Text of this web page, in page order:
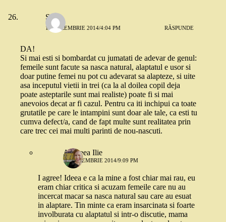
Stefi
15 DECEMBRIE 2014/4:04 PM RĂSPUNDE
DA!
Si mai esti si bombardat cu jumatati de adevar de genul:
femeile sunt facute sa nasca natural, alaptatul e usor si
doar putine femei nu pot cu adevarat sa alapteze, si uite
asa inceputul vietii in trei (ca la al doilea copil deja
poate asteptarile sunt mai realiste) poate fi si mai
anevoios decat ar fi cazul. Pentru ca iti inchipui ca toate
grutatile pe care le intampini sunt doar ale tale, ca esti tu
cumva defect/a, cand de fapt multe sunt realitatea prin
care trec cei mai multi parinti de nou-nascuti.
Andreea Ilie
15 DECEMBRIE 2014/9:09 PM
I agree! Ideea e ca la mine a fost chiar mai rau, eu
eram chiar critica si acuzam femeile care nu au
incercat macar sa nasca natural sau care au esuat
in alaptare. Tin minte ca eram insarcinata si foarte
involburata cu alaptatul si intr-o discutie, mama